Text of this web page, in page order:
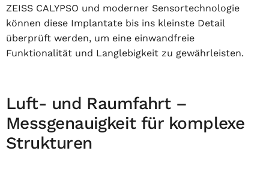
ZEISS CALYPSO und moderner Sensortechnologie
können diese Implantate bis ins kleinste Detail
überprüft werden, um eine einwandfreie
Funktionalität und Langlebigkeit zu gewährleisten.
Luft- und Raumfahrt –
Messgenauigkeit für komplexe
Strukturen